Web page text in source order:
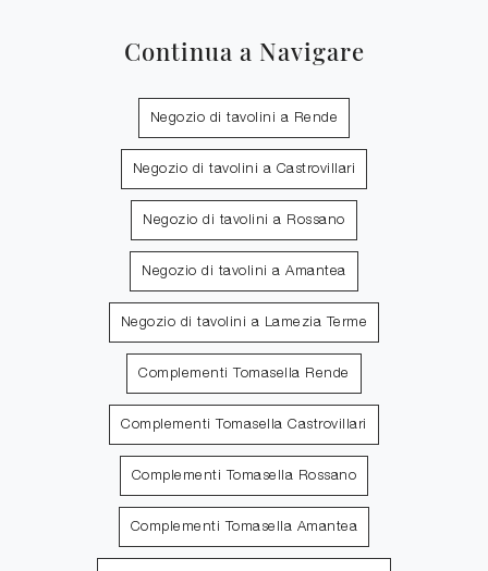
Continua a Navigare
Negozio di tavolini a Rende
Negozio di tavolini a Castrovillari
Negozio di tavolini a Rossano
Negozio di tavolini a Amantea
Negozio di tavolini a Lamezia Terme
Complementi Tomasella Rende
Complementi Tomasella Castrovillari
Complementi Tomasella Rossano
Complementi Tomasella Amantea